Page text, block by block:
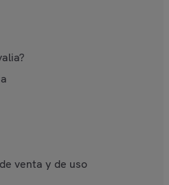
venta y de uso